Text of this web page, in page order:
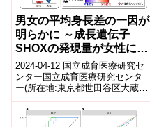
男女の平均身長差の一因が
明らかに ～成長遺伝子
SHOXの発現量が女性に比
べ男性で多いことを発見～
2024-04-12 国立成育医療研究セ
ンター国立成育医療研究センタ
ー(所在地:東京都世田谷区大蔵、
理事長:五十嵐隆)の分子内分泌研
究部 深見真紀部長、服部淳上...